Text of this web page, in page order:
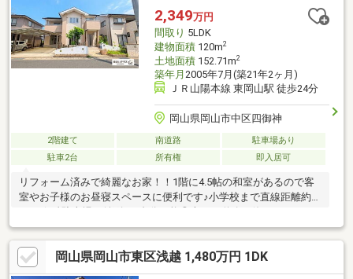
【医療機関が身近にある安心感】 総合病院まで徒歩10分以内！＼
ネットで簡単見学予約！／【見学予約する】より、お好きなタイ
ミングでご予約いただけます
2,349万円
間取り 5LDK
建物面積120m2
土地面積152.71m2
築年月 2005年7月(築21年2ヶ月)
ＪＲ山陽本線 東岡山駅 徒歩24分
岡山県岡山市中区四御神
2階建て 南道路
駐車場あり
駐車2台
所有権 即入居可
リフォーム済みで綺麗なお家！！1階に4.5帖の和室があるので客
室やお子様のお昼寝スペースに便利です♪小学校まで直線距離約
低学年のお子様の通学も安心(＾＾)/・岡山市立竜之口小学校ま
で 約408m・岡山市立竜操中学校まで 約2，435m・リョー
ビプラッツ雄町店まで 約1，400m・ファミリーマート 岡山雄
町店まで 約1，131m・岡山第一病院まで 約2，918ｍ・岡山
岡山県岡山市東区浅越 1,480万円 1DK